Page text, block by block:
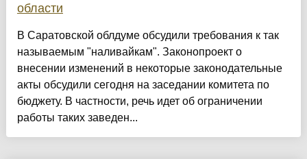
области
В Саратовской облдуме обсудили требования к так
называемым "наливайкам". Законопроект о
внесении изменений в некоторые законодательные
акты обсудили сегодня на заседании комитета по
бюджету. В частности, речь идет об ограничении
работы таких заведен...